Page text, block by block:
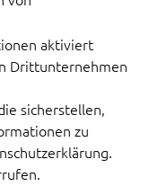
aktiviert
Drittunternehmen
sicherstellen,
zu
: E-Mail, Chat,